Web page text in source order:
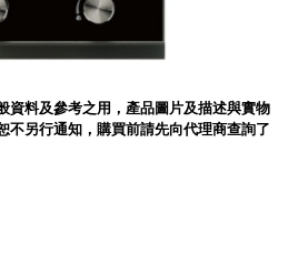
資料及參考之用，產品圖片及描述與實物
不另行通知，購買前請先向代理商查詢了